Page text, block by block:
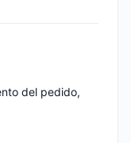
del pedido,